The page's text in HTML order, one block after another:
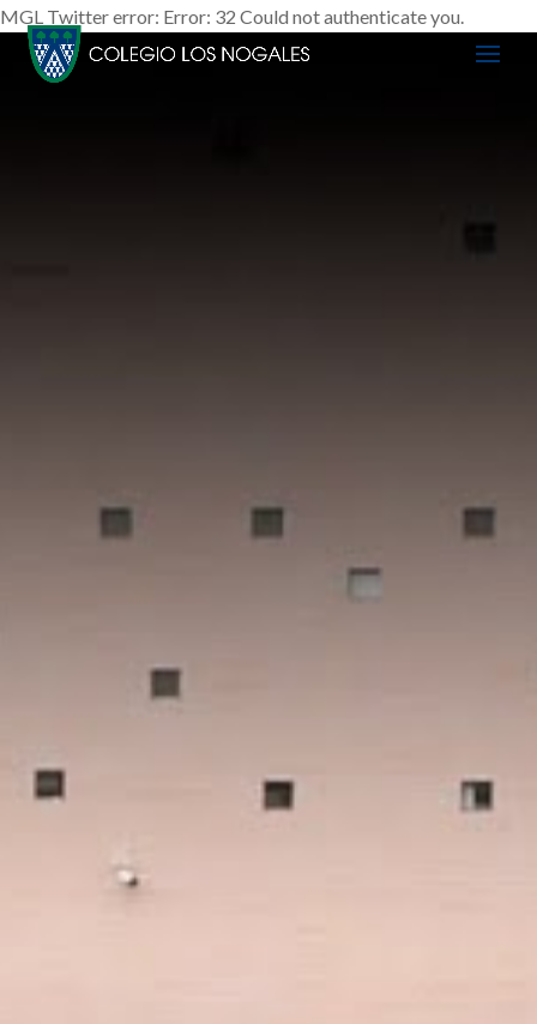
MGL Twitter error: Error: 32 Could not authenticate you.